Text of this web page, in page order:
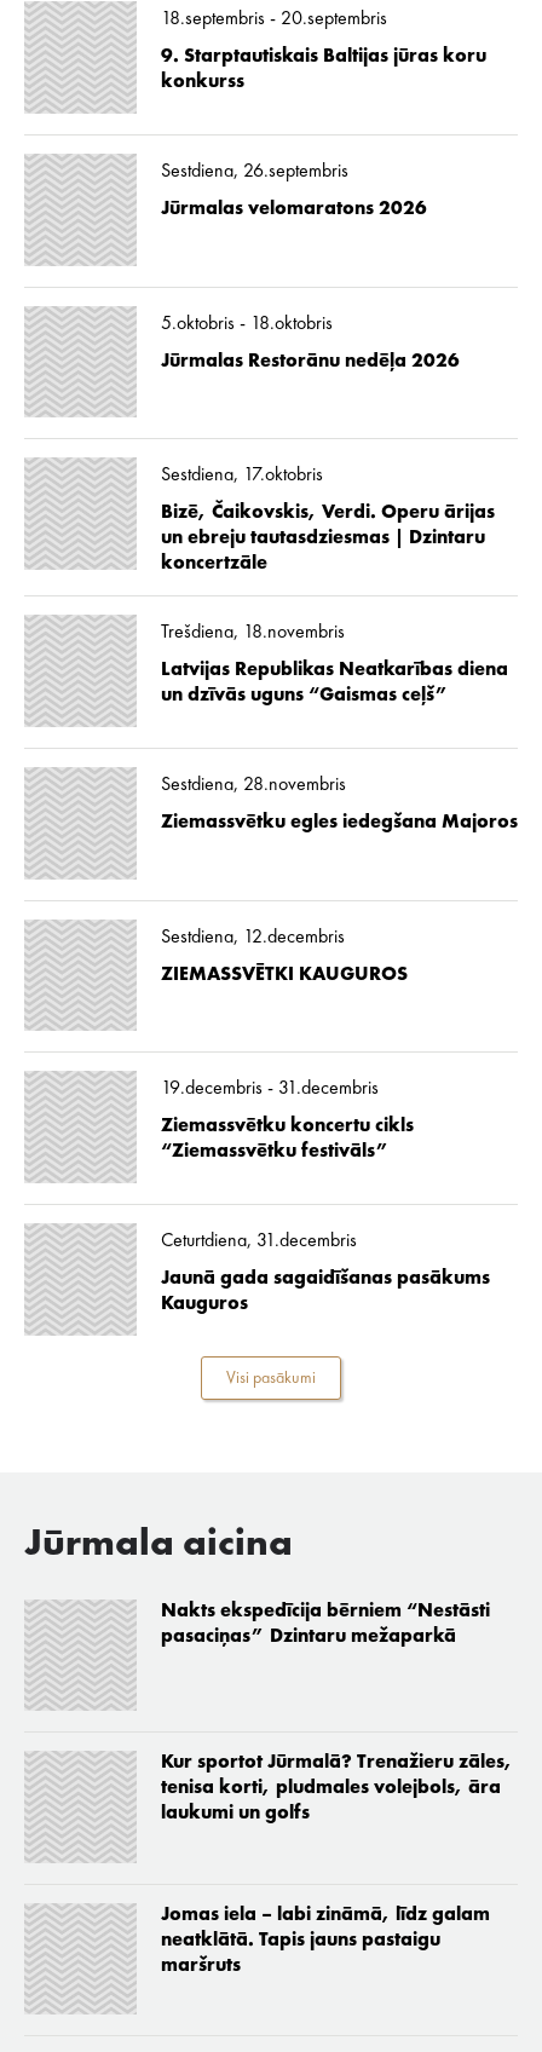
18.septembris - 20.septembris
9. Starptautiskais Baltijas jūras koru
konkurss
Sestdiena, 26.septembris
Jūrmalas velomaratons 2026
5.oktobris - 18.oktobris
Jūrmalas Restorānu nedēļa 2026
Sestdiena, 17.oktobris
Bizē, Čaikovskis, Verdi. Operu ārijas
un ebreju tautasdziesmas | Dzintaru
koncertzāle
Trešdiena, 18.novembris
Latvijas Republikas Neatkarības diena
un dzīvās uguns “Gaismas ceļš”
Sestdiena, 28.novembris
Ziemassvētku egles iedegšana Majoros
Sestdiena, 12.decembris
ZIEMASSVĒTKI KAUGUROS
19.decembris - 31.decembris
Ziemassvētku koncertu cikls
“Ziemassvētku festivāls”
Ceturtdiena, 31.decembris
Jaunā gada sagaidīšanas pasākums
Kauguros
Visi pasākumi
Jūrmala aicina
Nakts ekspedīcija bērniem “Nestāsti
pasaciņas” Dzintaru mežaparkā
Kur sportot Jūrmalā? Trenažieru zāles,
tenisa korti, pludmales volejbols, āra
laukumi un golfs
Jomas iela – labi zināmā, līdz galam
neatklātā. Tapis jauns pastaigu
maršruts